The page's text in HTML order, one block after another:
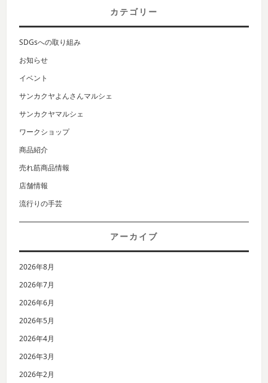
カテゴリー
SDGsへの取り組み
お知らせ
イベント
サンカクヤよんさんマルシェ
サンカクヤマルシェ
ワークショップ
商品紹介
売れ筋商品情報
店舗情報
流行りの手芸
アーカイブ
2026年8月
2026年7月
2026年6月
2026年5月
2026年4月
2026年3月
2026年2月